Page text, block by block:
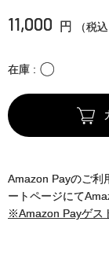
11,000 円 （税込
在庫 〇
Amazon Payのご利
ートページにて
※Amazon Payゲス